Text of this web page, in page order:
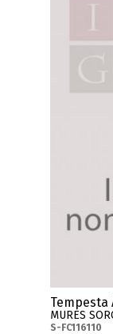
MURES
S-FC116110